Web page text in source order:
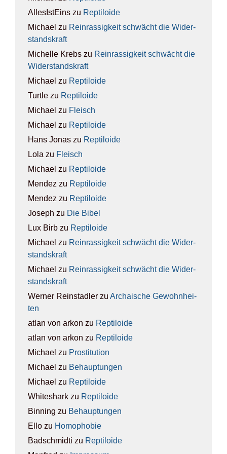
AllesIstEins zu Rep­ti­lo­ide
Michael zu Rein­ras­sig­keit schwächt die Wider­
stands­kraft
Michelle Krebs zu Rein­ras­sig­keit schwächt die
Wider­stands­kraft
Michael zu Rep­ti­lo­ide
Turtle zu Rep­ti­lo­ide
Michael zu Fleisch
Michael zu Rep­ti­lo­ide
Hans Jonas zu Rep­ti­lo­ide
Lola zu Fleisch
Michael zu Rep­ti­lo­ide
Mendez zu Rep­ti­lo­ide
Mendez zu Rep­ti­lo­ide
Joseph zu Die Bibel
Lux Birb zu Rep­ti­lo­ide
Michael zu Rein­ras­sig­keit schwächt die Wider­
stands­kraft
Michael zu Rein­ras­sig­keit schwächt die Wider­
stands­kraft
Werner Reinstadler zu Archai­sche Gewohn­hei­
ten
atlan von arkon zu Rep­ti­lo­ide
atlan von arkon zu Rep­ti­lo­ide
Michael zu Pro­sti­tu­ti­on
Michael zu Behaup­tun­gen
Michael zu Rep­ti­lo­ide
Whiteshark zu Rep­ti­lo­ide
Binning zu Behaup­tun­gen
Ello zu Homo­pho­bie
Badschmidti zu Rep­ti­lo­ide